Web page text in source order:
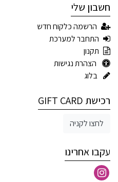
חשבון שלי
הרשמה כלקוח חדש
התחבר למערכת
תקנון
הצהרת נגישות
בלוג
רכישת GIFT CARD
לחצו לקניה
עקבו אחרינו